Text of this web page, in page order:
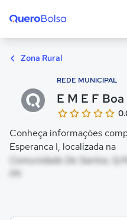
Zona Rural
REDE MUNICIPAL
E M E F
Conheça informações
Esperanca I, localizada na
Comunidade De Santos,